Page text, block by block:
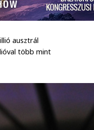
ausztrál
több mint